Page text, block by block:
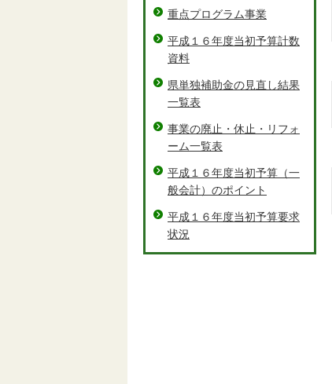
重点プログラム事業
平成１６年度当初予算計数
資料
県単独補助金の見直し結果
一覧表
事業の廃止・休止・リフォ
ーム一覧表
平成１６年度当初予算（一
般会計）のポイント
平成１６年度当初予算要求
状況